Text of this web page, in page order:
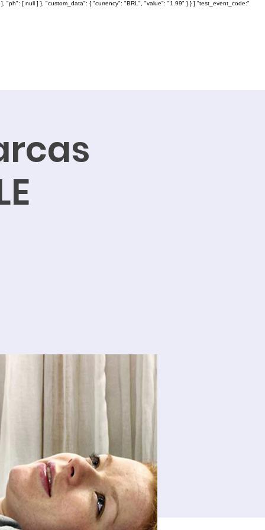
[ null ] }, "custom_data": { "currency": "BRL", "value": "1.99" } } ] "test_event_code:"